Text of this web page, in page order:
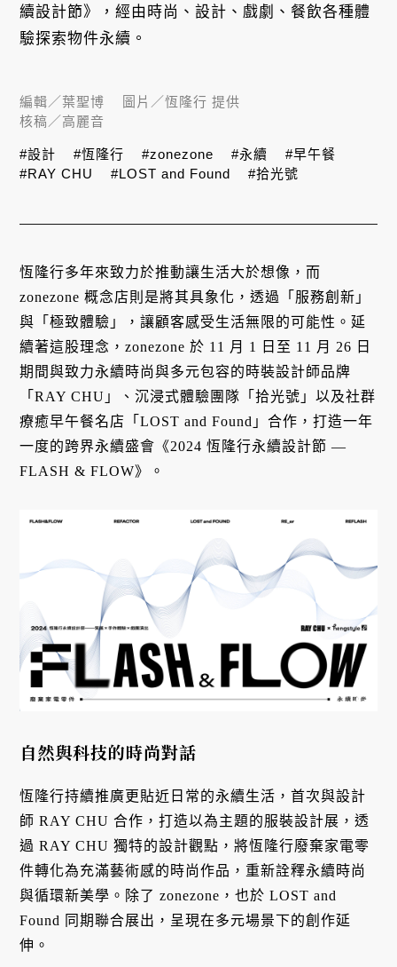
續設計節》，經由時尚、設計、戲劇、餐飲各種體
驗探索物件永續。
恆隆行多年來致力於推動讓生活大於想像，而
zonezone 概念店則是將其具象化，透過「服務創新」
與「極致體驗」，讓顧客感受生活無限的可能性。延
續著這股理念，zonezone 於 11 月 1 日至 11 月 26 日
期間與致力永續時尚與多元包容的時裝設計師品牌
「RAY CHU」、沉浸式體驗團隊「拾光號」以及社群
療癒早午餐名店「LOST and Found」合作，打造一年
一度的跨界永續盛會《2024 恆隆行永續設計節 —
FLASH & FLOW》。
自然與科技的時尚對話
恆隆行持續推廣更貼近日常的永續生活，首次與設計
師 RAY CHU 合作，打造以為主題的服裝設計展，透
過 RAY CHU 獨特的設計觀點，將恆隆行廢棄家電零
件轉化為充滿藝術感的時尚作品，重新詮釋永續時尚
與循環新美學。除了 zonezone，也於 LOST and
Found 同期聯合展出，呈現在多元場景下的創作延
伸。
編輯／葉聖博 圖片／恆隆行 提供
核稿／高麗音
#設計 #恆隆行 #zonezone #永續
#早午餐
#RAY CHU
#LOST and Found #拾光號